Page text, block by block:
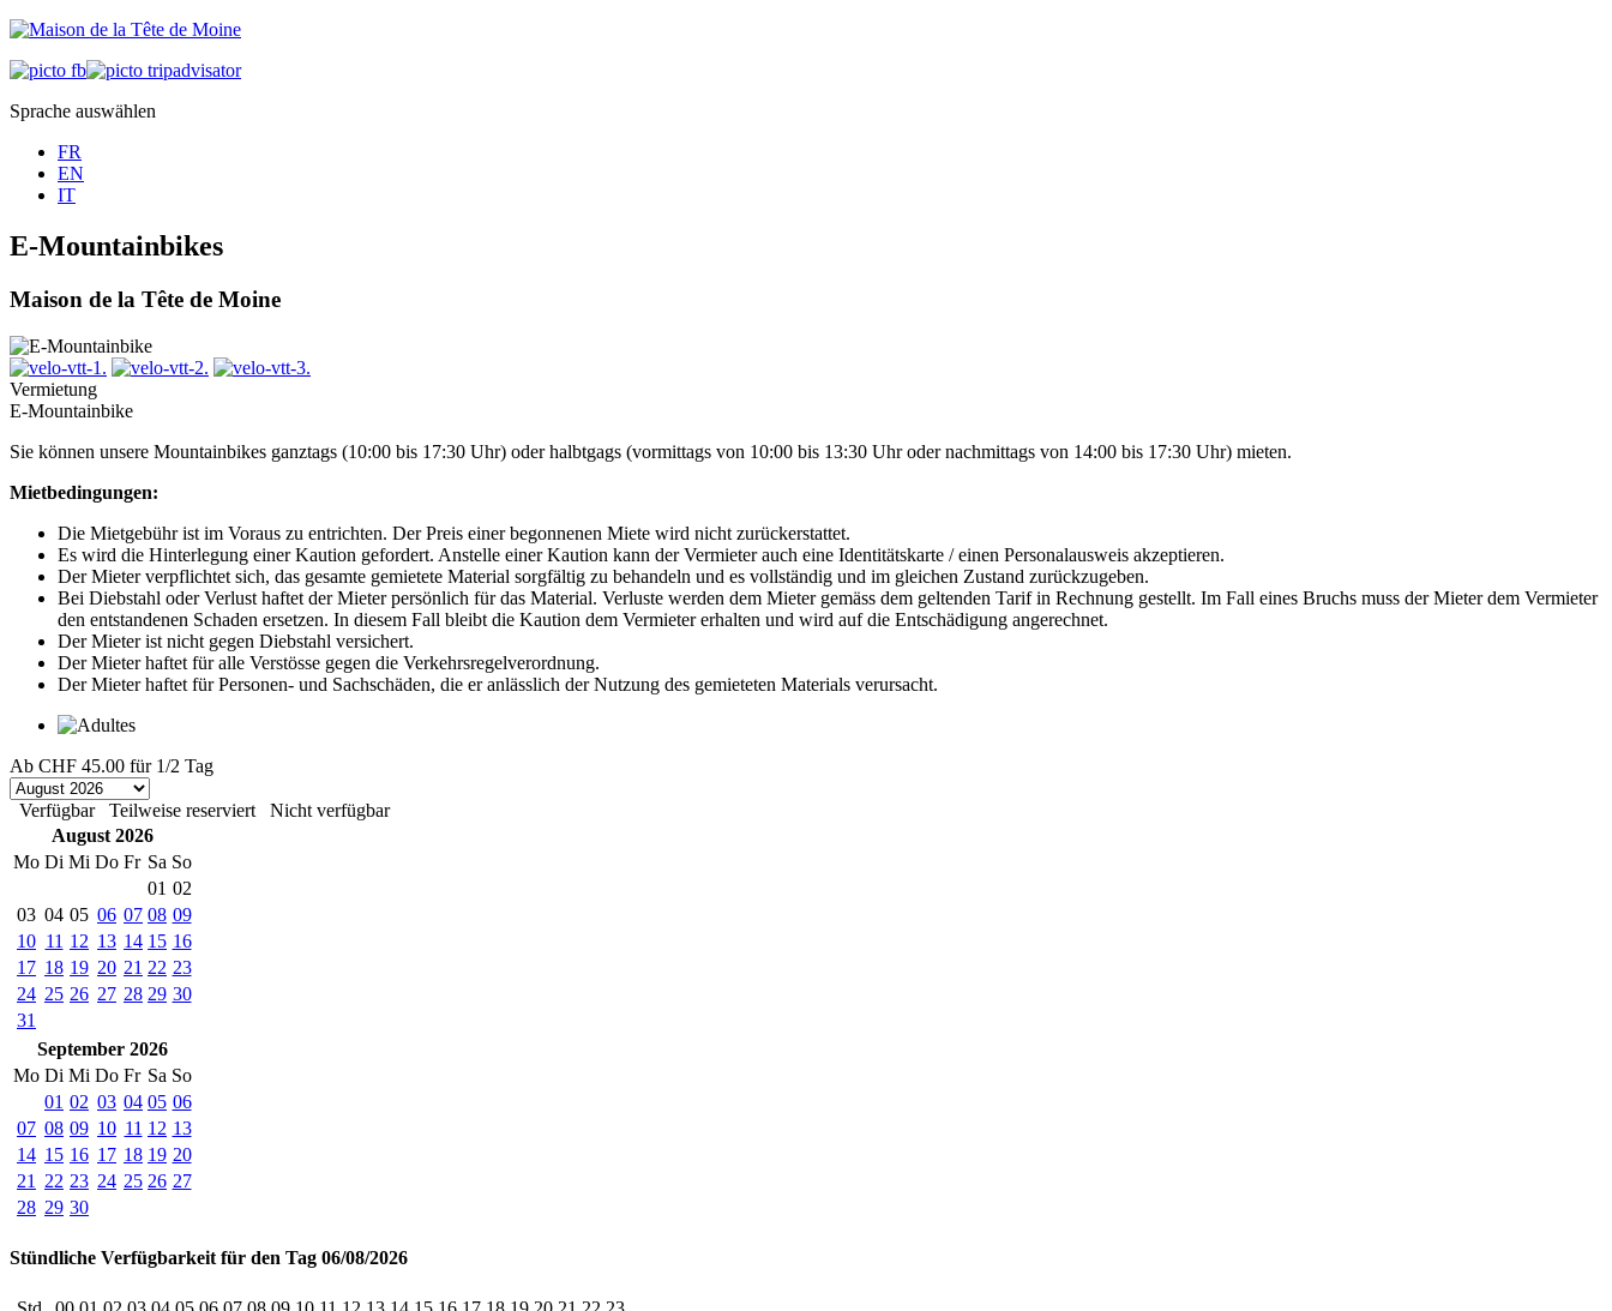
Sprache auswählen
FR
EN
IT
E-Mountainbikes
Maison de la Tête de Moine
Vermietung
E-Mountainbike
Sie können unsere Mountainbikes ganztags (10:00 bis 17:30 Uhr) oder halbtgags (vormittags von 10:00 bis 13:30 Uhr oder nachmittags von 14:00 bis 17:30 Uhr) mieten.
Mietbedingungen:
Die Mietgebühr ist im Voraus zu entrichten. Der Preis einer begonnenen Miete wird nicht zurückerstattet.
Es wird die Hinterlegung einer Kaution gefordert. Anstelle einer Kaution kann der Vermieter auch eine Identitätskarte / einen Personalausweis akzeptieren.
Der Mieter verpflichtet sich, das gesamte gemietete Material sorgfältig zu behandeln und es vollständig und im gleichen Zustand zurückzugeben.
Bei Diebstahl oder Verlust haftet der Mieter persönlich für das Material. Verluste werden dem Mieter gemäss dem geltenden Tarif in Rechnung gestellt. Im Fall eines Bruchs muss der Mieter dem Vermieter
den entstandenen Schaden ersetzen. In diesem Fall bleibt die Kaution dem Vermieter erhalten und wird auf die Entschädigung angerechnet.
Der Mieter ist nicht gegen Diebstahl versichert.
Der Mieter haftet für alle Verstösse gegen die Verkehrsregelverordnung.
Der Mieter haftet für Personen- und Sachschäden, die er anlässlich der Nutzung des gemieteten Materials verursacht.
Ab CHF 45.00 für 1/2 Tag
Verfügbar Teilweise reserviert
Nicht verfügbar
August 2026
Mo Di Mi Do Fr Sa So
01 02
03 04 05 06 07 08 09
10 11 12 13 14 15 16
17 18 19 20 21 22 23
24 25 26 27 28 29 30
31
September 2026
Mo Di Mi Do Fr Sa So
01 02 03 04 05 06
07 08 09 10 11 12 13
14 15 16 17 18 19 20
21
22 23 24 25 26 27
28 29 30
Stündliche Verfügbarkeit für den Tag 06/08/2026